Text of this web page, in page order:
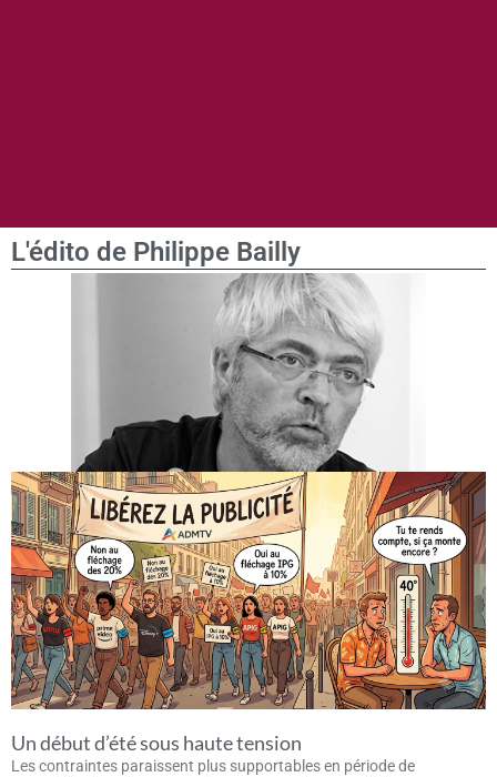
L'édito de Philippe Bailly
Un début d’été sous haute tension
Les contraintes paraissent plus supportables en période de